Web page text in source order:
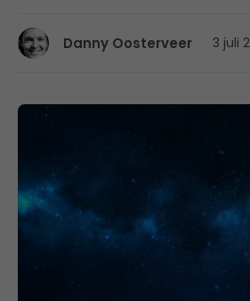
Danny Oosterveer 3 juli